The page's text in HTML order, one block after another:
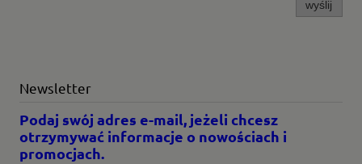
wyślij
Newsletter
Podaj swój adres e-mail, jeżeli chcesz
otrzymywać informacje o nowościach i
promocjach.